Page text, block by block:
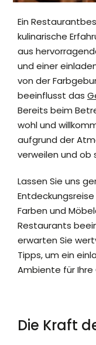
Ein
kulinarische
aus
und einer
von der
beeinflusst das
Bereits beim
wohl und
aufgrund der
verweilen und ob
Lassen Sie uns
Farben und
Restaurants
erwarten Sie
Tipps, um ein
Ambiente für
Die Kraft